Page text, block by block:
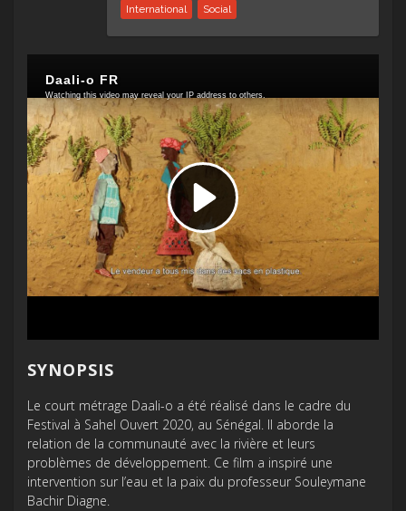
International Social
SYNOPSIS
Le court métrage Daali-o a été réalisé dans le cadre du
Festival à Sahel Ouvert 2020, au Sénégal. Il aborde la
relation de la communauté avec la rivière et leurs
problèmes de développement. Ce film a inspiré une
intervention sur l’eau et la paix du professeur Souleymane
Bachir Diagne.